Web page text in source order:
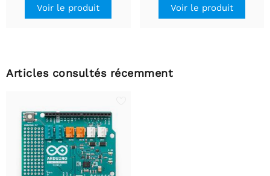
Voir le produit Voir le produit
Articles consultés récemment